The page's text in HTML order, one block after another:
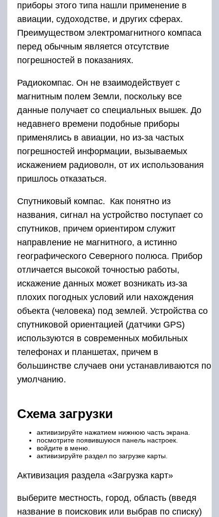
приборы этого типа нашли применение в
авиации, судоходстве, и других сферах.
Преимуществом электромагнитного компаса
перед обычным является отсутствие
погрешностей в показаниях.
Радиокомпас. Он не взаимодействует с
магнитным полем Земли, поскольку все
данные получает со специальных вышек. До
недавнего времени подобные приборы
применялись в авиации, но из-за частых
погрешностей информации, вызываемых
искажением радиоволн, от их использования
пришлось отказаться.
Спутниковый компас. Как понятно из
названия, сигнал на устройство поступает со
спутников, причем ориентиром служит
направление не магнитного, а истинно
географического Северного полюса. Прибор
отличается высокой точностью работы,
искажение данных может возникать из-за
плохих погодных условий или нахождения
объекта (человека) под землей. Устройства со
спутниковой ориентацией (датчики GPS)
используются в современных мобильных
телефонах и планшетах, причем в
большинстве случаев они устанавливаются по
умолчанию.
Схема загрузки
активизируйте нажатием нижнюю часть экрана.
посмотрите появившуюся панель настроек.
войдите в меню.
активизируйте раздел по загрузке карты.
Активизация раздела «Загрузка карт»
выберите местность, город, область (введя
название в поисковик или выбрав по списку)